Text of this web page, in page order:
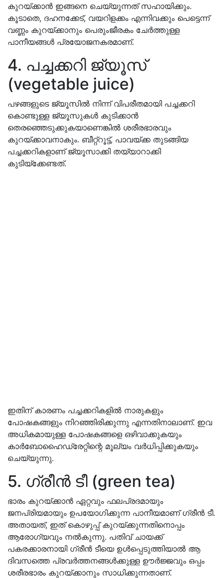
കുറയ്ക്കാൻ ഇങ്ങനെ ചെയ്യുന്നത് സഹായിക്കും.
കൂടാതെ, ദഹനക്കേട്, വയറിളക്കം എന്നിവക്കും പെട്ടെന്ന്
വണ്ണം കുറയ്ക്കാനും പെരുംജീരകം ചേർത്തുള്ള
പാനീയങ്ങൾ പ്രയോജനകരമാണ്.
4. പച്ചക്കറി ജ്യൂസ്
(vegetable juice)
പഴങ്ങളുടെ ജ്യൂസിൽ നിന്ന് വിപരീതമായി പച്ചക്കറി
കൊണ്ടുള്ള ജ്യൂസുകൾ കുടിക്കാൻ
തെരഞ്ഞെടുക്കുകയാണെങ്കിൽ ശരീരഭാരവും
കുറയ്ക്കാവനാകും. ബീറ്റ്‌റൂട്ട്, പാവയ്ക്ക തുടങ്ങിയ
പച്ചക്കറികളാണ് ജ്യൂസാക്കി തയ്യാറാക്കി
കുടിയ്ക്കേണ്ടത്.
ഇതിന് കാരണം പച്ചക്കറികളില്‍ നാരുകളും
പോഷകങ്ങളും നിറഞ്ഞിരിക്കുന്നു എന്നതിനാലാണ്. ഇവ
അധികമായുള്ള പോഷകങ്ങളെ ഒഴിവാക്കുകയും
കാര്‍ബോഹൈഡ്രേറ്റിന്റെ മൂല്യം വർധിപ്പിക്കുകയും
ചെയ്യുന്നു.
5. ഗ്രീന്‍ ടീ (green tea)
ഭാരം കുറയ്ക്കാൻ ഏറ്റവും ഫലപ്രദമായും
ജനപ്രിയമായും ഉപയോഗിക്കുന്ന പാനീയമാണ് ഗ്രീൻ ടീ.
അതായത്, ഇത് കൊഴുപ്പ് കുറയ്ക്കുന്നതിനൊപ്പം
ആരോഗ്യവും നൽകുന്നു. പതിവ് ചായക്ക്
പകരക്കാരനായി ഗ്രീൻ ടീയെ ഉൾപ്പെടുത്തിയാൽ ആ
ദിവസത്തെ പ്രവർത്തനങ്ങൾക്കുള്ള ഊർജ്ജവും ഒപ്പം
ശരീരഭാരം കുറയ്ക്കാനും സാധിക്കുന്നതാണ്.